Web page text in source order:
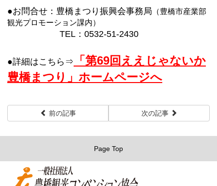
●お問合せ：豊橋まつり振興会事務局 （豊橋市産業部
観光プロモーション課内）
TEL：0532-51-2430
●詳細はこちら⇒
「第69回ええじゃないか
豊橋まつり」ホームページへ
前の記事 次の記事
Page Top